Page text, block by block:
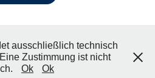
| © Timo Klocker // 2026
ausschließlich technisch
Zustimmung ist nicht
Ok Ok